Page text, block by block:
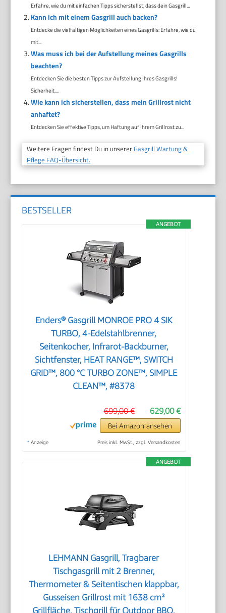
Erfahre, wie du mit einfachen Tipps sicherstellst, dass dein Gasgrill...
Kann ich mit einem Gasgrill auch backen?
Entdecke die vielfältigen Möglichkeiten eines Gasgrills: Erfahre, wie du
mit...
Was muss ich bei der Aufstellung meines Gasgrills
beachten?
Entdecken Sie die besten Tipps zur Aufstellung Ihres Gasgrills!
Sicherheit,...
Wie kann ich sicherstellen, dass mein Grillrost nicht
anhaftet?
Entdecken Sie effektive Tipps, um Haftung auf Ihrem Grillrost zu...
Weitere Fragen findest Du in unsererGasgrill Wartung &
Pflege FAQ-Übersicht.
BESTSELLER
ANGEBOT
Enders® Gasgrill MONROE PRO 4 SIK
TURBO, 4-Edelstahlbrenner,
Seitenkocher, Infrarot-Backburner,
Sichtfenster, HEAT RANGE™, SWITCH
GRID™, 800 °C TURBO ZONE™, SIMPLE
CLEAN™, #8378
629,00 €
699,00 €
Bei Amazon ansehen
* Anzeige Preis inkl. MwSt., zzgl. Versandkosten
ANGEBOT
LEHMANN Gasgrill, Tragbarer
Tischgasgrill mit 2 Brenner,
Thermometer & Seitentischen klappbar,
Gusseisen Grillrost mit 1638 cm²
Grillfläche, Tischgrill für Outdoor BBQ,